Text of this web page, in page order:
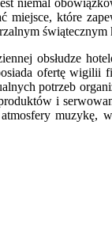
niemal
miejsce, które
świątecznym
obsłudze
ofertę
potrzeb
i